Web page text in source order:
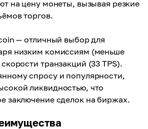
на цену монеты, вызывая резкие
торгов.
— отличный выбор для
низким комиссиям (меньше
транзакций (33 TPS).
спросу и популярности,
ликвидностью, что
заключение сделок на биржах.